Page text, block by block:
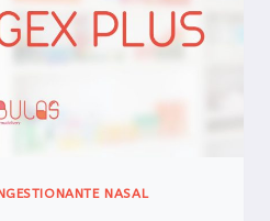
NASAL